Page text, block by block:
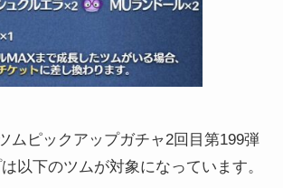
ムピックアップガチャ2回目第199弾
以下のツムが対象になっています。